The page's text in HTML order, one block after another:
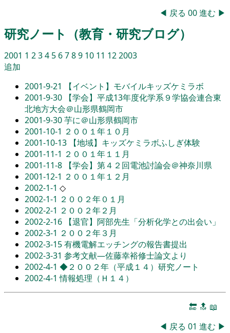
◀ 戻る 00進む ▶
研究ノート（教育・研究ブログ）
2001 1 234 5 6789 10 11 122003
追加
2001-9-21
【イベント】モバイルキッズケミラボ
2001-9-30
【学会】平成13年度化学系９学協会連合東
北地方大会＠山形県鶴岡市
2001-9-30芋に＠山形県鶴岡市
2001-10-1 ２００１年１０月
2001-10-13
【地域】キッズケミラボふしぎ体験
2001-11-1 ２００１年１１月
2001-11-8
【学会】第４２回電池討論会＠神奈川県
2001-12-1 ２００１年１２月
2002-1-1 ◇
2002-1-1 ２００２年０１月
2002-2-1 ２００２年２月
2002-2-16
【退官】阿部先生「分析化学との出会い」
2002-3-1 ２００２年３月
2002-3-15有機電解エッチングの報告書提出
2002-3-31 参考文献―佐藤幸裕修士論文より
2002-4-1 ◆２００２年（平成１４）研究ノート
2002-4-1情報処理（Ｈ１４）
🔚 🔝 📖
◀ 戻る 01 進む ▶